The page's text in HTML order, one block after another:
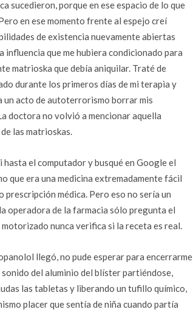
sucedieron, porque en ese espacio de lo que
en ese momento frente al espejo creí
de existencia nuevamente abiertas
que me hubiera condicionado para
matrioska que debía aniquilar. Traté de
durante los primeros días de mi terapia y
un acto de autoterrorismo borrar mis
doctora no volvió a mencionar aquella
las matrioskas.
hasta el computador y busqué en Google el
que era una medicina extremadamente fácil
médica. Pero eso no sería un
operadora de la farmacia sólo pregunta el
nunca verifica si la receta es real.
llegó, no pude esperar para encerrarme
sonido del aluminio del blíster partiéndose,
las tabletas y liberando un tufillo químico,
placer que sentía de niña cuando partía